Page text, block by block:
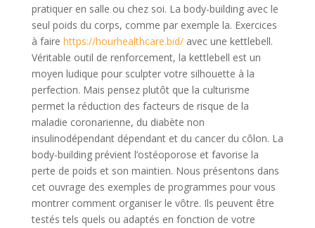
pratiquer en salle ou chez soi. La body-building avec le
seul poids du corps, comme par exemple la. Exercices
à faire https://hourhealthcare.bid/avec une kettlebell.
Véritable outil de renforcement, la kettlebell est un
moyen ludique pour sculpter votre silhouette à la
perfection. Mais pensez plutôt que la culturisme
permet la réduction des facteurs de risque de la
maladie coronarienne, du diabète non
insulinodépendant dépendant et du cancer du côlon. La
body-building prévient l’ostéoporose et favorise la
perte de poids et son maintien. Nous présentons dans
cet ouvrage des exemples de programmes pour vous
montrer comment organiser le vôtre. Ils peuvent être
testés tels quels ou adaptés en fonction de votre